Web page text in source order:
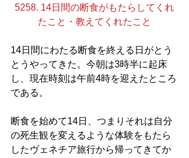
5258. 14日間の断食がもたらしてくれ
たこと・教えてくれたこと
14日間にわたる断食を終える日がとう
とうやってきた。今朝は3時半に起床
し、現在時刻は午前4時を迎えたところ
である。
断食を始めて14日、つまりそれは自分
の死生観を変えるような体験をもたら
したヴェネチア旅行から帰ってきてか